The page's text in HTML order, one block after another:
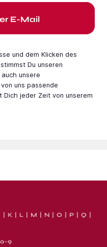
E-Mail
und dem Klicken des
Du unseren
unsere
uns passende
Dich jeder Zeit von unserem
K L M N O P Q
0-9